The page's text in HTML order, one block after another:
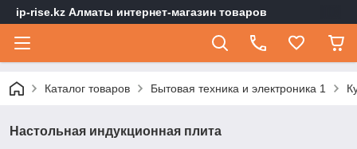
ip-rise.kz Алматы интернет-магазин товаров
Каталог товаров Бытовая техника и электроника 1
Настольная индукционная плита